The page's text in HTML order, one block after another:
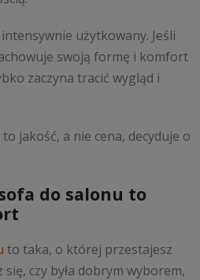
użytkowany. Jeśli
swoją formę i komfort
zaczyna tracić wygląd i
jakość, a nie cena, decyduje o
do salonu to
to taka, o której przestajesz
czy była dobrym wyborem,